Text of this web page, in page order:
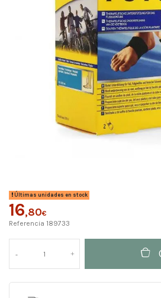
Últimas unidades en stock
16,80€
Referencia 189733